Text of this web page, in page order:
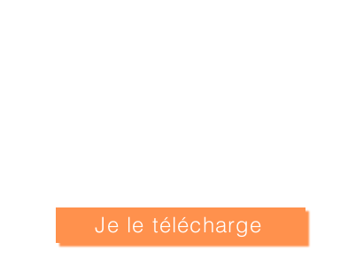
Je le télécharge